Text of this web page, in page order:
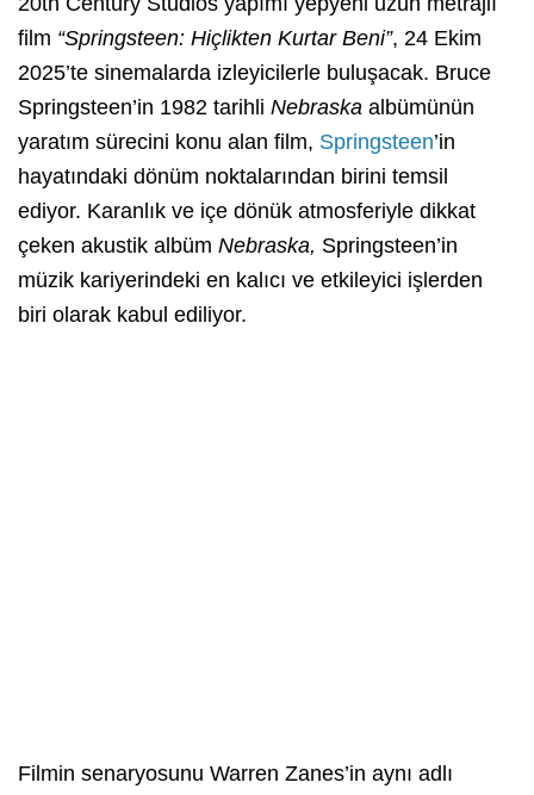
film “Springsteen: Hiçlikten Kurtar Beni”, 24 Ekim
2025’te sinemalarda izleyicilerle buluşacak. Bruce
Springsteen’in 1982 tarihli Nebraska albümünün
yaratım sürecini konu alan film, Springsteen’in
hayatındaki dönüm noktalarından birini temsil
ediyor. Karanlık ve içe dönük atmosferiyle dikkat
çeken akustik albüm Nebraska, Springsteen’in
müzik kariyerindeki en kalıcı ve etkileyici işlerden
biri olarak kabul ediliyor.
Filmin senaryosunu Warren Zanes’in aynı adlı